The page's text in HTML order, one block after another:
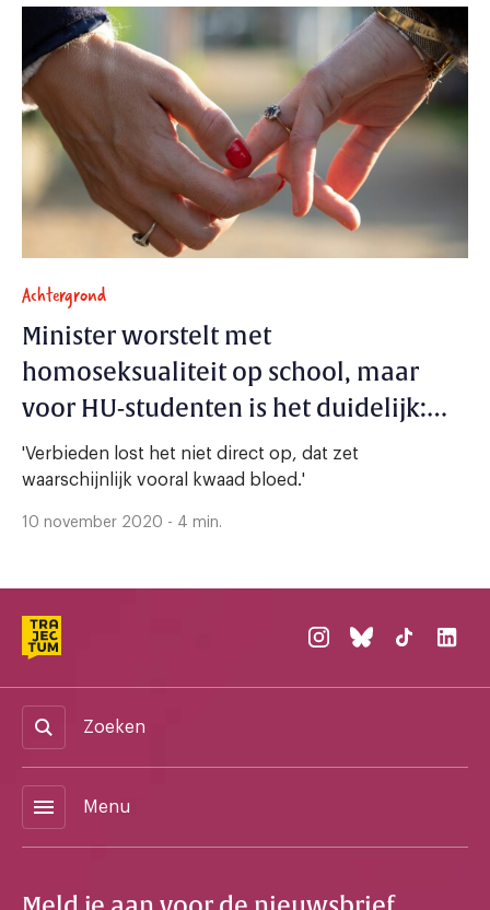
Achtergrond
Minister worstelt met
homoseksualiteit op school, maar
voor HU-studenten is het duidelijk:
afkeuren kan niet
'Verbieden lost het niet direct op, dat zet
waarschijnlijk vooral kwaad bloed.'
10 november 2020 - 4 min.
Zoeken
menu Menu